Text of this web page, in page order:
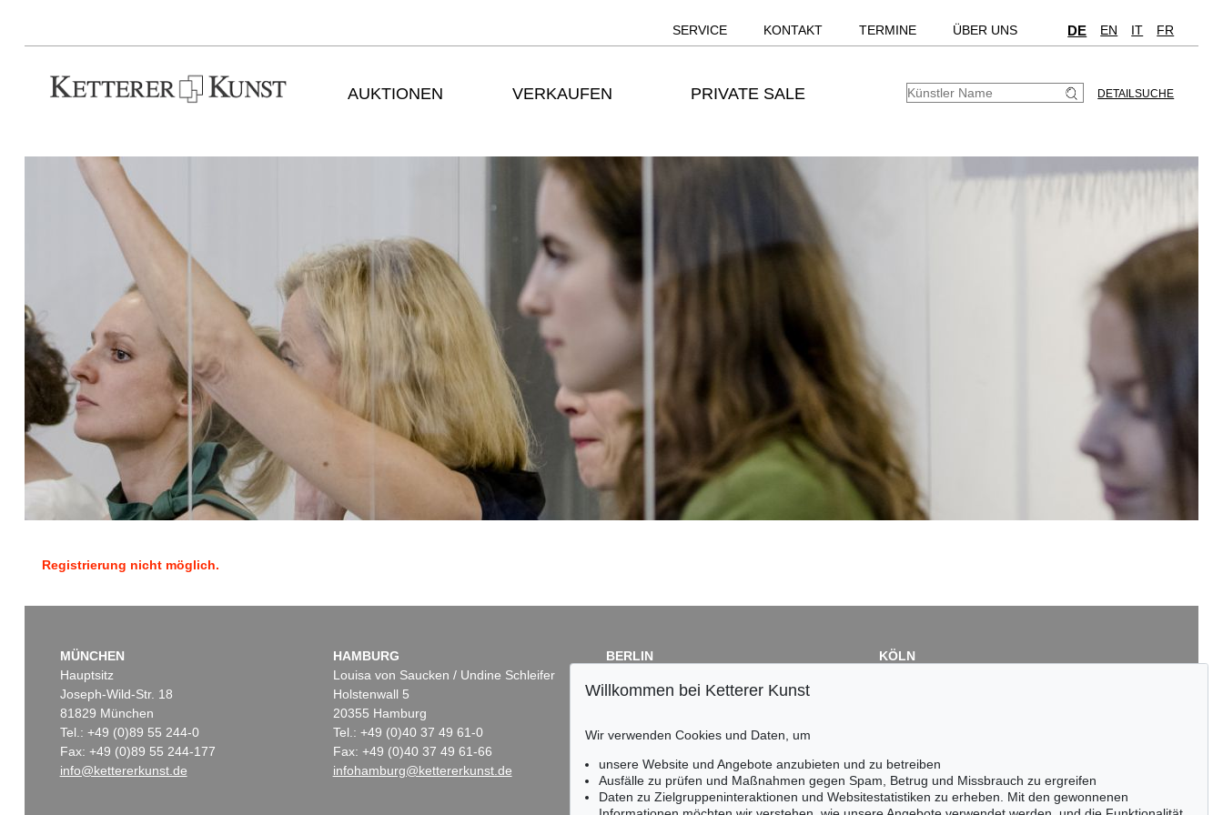
SERVICE KONTAKT TERMINE ÜBER UNS DE EN IT FR
AUKTIONEN VERKAUFEN PRIVATE SALE DETAILSUCHE
Registrierung nicht möglich.
MÜNCHEN
Hauptsitz
Joseph-Wild-Str. 18
81829 München
Tel.: +49 (0)89 55 244-0
Fax: +49 (0)89 55 244-177
info@kettererkunst.de
HAMBURG
Louisa von Saucken / Undine Schleifer
Holstenwall 5
20355 Hamburg
Tel.: +49 (0)40 37 49 61-0
Fax: +49 (0)40 37 49 61-66
infohamburg@kettererkunst.de
BERLIN
Fasanenstr. 70
Tel.: +49 (0)30 88 67 53-63
infoberlin@kettererkunst.de
KÖLN
Willkommen bei Ketterer Kunst
Wir verwenden Cookies und Daten, um
unsere Website und Angebote anzubieten und zu betreiben
Ausfälle zu prüfen und Maßnahmen gegen Spam, Betrug und Missbrauch zu ergreifen
Daten zu Zielgruppeninteraktionen und Websitestatistiken zu erheben. Mit den gewonnenen